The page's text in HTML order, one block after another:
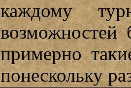
каждому
возможностей
примерно
понескольку